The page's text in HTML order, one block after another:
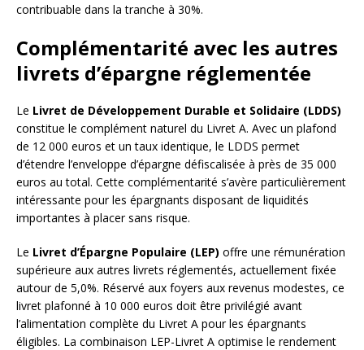
contribuable dans la tranche à 30%.
Complémentarité avec les autres
livrets d’épargne réglementée
Le Livret de Développement Durable et Solidaire (LDDS)
constitue le complément naturel du Livret A. Avec un plafond
de 12 000 euros et un taux identique, le LDDS permet
d’étendre l’enveloppe d’épargne défiscalisée à près de 35 000
euros au total. Cette complémentarité s’avère particulièrement
intéressante pour les épargnants disposant de liquidités
importantes à placer sans risque.
Le Livret d’Épargne Populaire (LEP) offre une rémunération
supérieure aux autres livrets réglementés, actuellement fixée
autour de 5,0%. Réservé aux foyers aux revenus modestes, ce
livret plafonné à 10 000 euros doit être privilégié avant
l’alimentation complète du Livret A pour les épargnants
éligibles. La combinaison LEP-Livret A optimise le rendement